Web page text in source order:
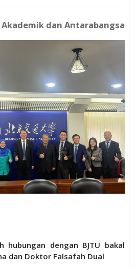
Akademik dan Antarabangsa
hubungan dengan BJTU bakal
dan Doktor Falsafah Dual